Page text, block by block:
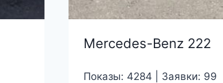
Mercedes-Benz 222
Показы: 4284 | Заявки: 99